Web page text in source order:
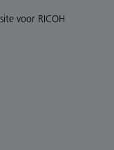
voor RICOH